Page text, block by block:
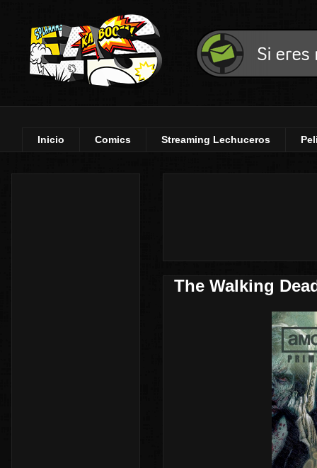
Inicio Comics Streaming Lechuceros
The Walking